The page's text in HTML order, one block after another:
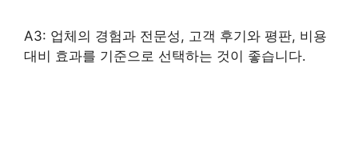
A3: 업체의 경험과 전문성, 고객 후기와 평판, 비용
대비 효과를 기준으로 선택하는 것이 좋습니다.